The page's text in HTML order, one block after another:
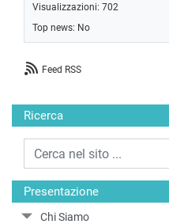
Ricerca
Presentazione
Chi Siamo
Visualizzazioni: 702
Top news: No
Feed RSS